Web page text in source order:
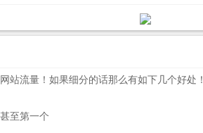
站流量！如果细分的话那么有如下几个好处！
至第一个